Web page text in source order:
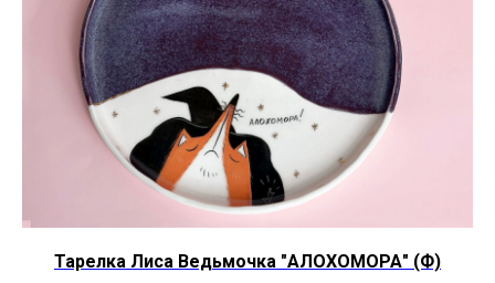
Тарелка Лиса Ведьмочка "АЛОХОМОРА" (Ф)